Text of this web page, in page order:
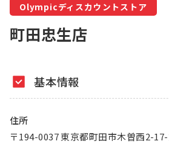
トコポン
コンテンツ
お知らせ
Olympicディスカウントストア
町田忠生店
基本情報
住所
〒194-0037 東京都町田市木曽西2-17-